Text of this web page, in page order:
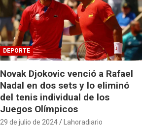
DEPORTE
Novak Djokovic venció a Rafael
Nadal en dos sets y lo eliminó
del tenis individual de los
Juegos Olímpicos
29 de julio de 2024 Lahoradiario